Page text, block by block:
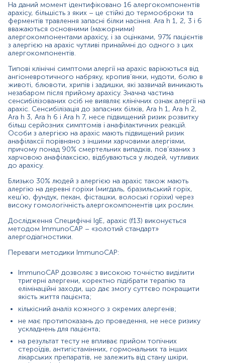
Дослідження Специфічні IgE, арахіс (f13) виконується
методом ІmmunoCAP – «золотий стандарт»
алергодіагностики.
Переваги методики ІmmunoCAP:
ІmmunoCAP дозволяє з високою точністю
виділити тригерні алергени, коректно підібрати
терапію та елімінаційні заходи, що дає змогу
суттєво покращити якість життя пацієнта;
кількісний аналіз кожного з окремих алергенів;
не має протипоказань до проведення, не несе
ризику ускладнень для пацієнта;
на результат тесту не впливає прийом топічних
стероїдів, антигістамінних, гормональних та інших
лікарських препаратів, не залежить від стану
шкіри, вагітності, віку;
дослідження на алергени ІmmunoCAP можна
проводити під час цвітіння та в гострий період
захворювання.
Матеріал
сироватка крові
Зміст:
Синоніми
Маркер
Показання до призначення
Загальна характеристика
Інтерпретація
Діапазон вимірювань
Синоніми
На даний момент ідентифіковано 16 алергокомпонентів
арахісу, більшість з яких – це стійкі до термооброки та
ферментів травлення запасні білки насіння. Ara h 1, 2, 3 і 6
вважаються основними (мажорними)
алергокомпонентами арахісу, і за оцінками, 97% пацієнтів
з алергією на арахіс чутливі принаймні до одного з цих
алергокомпонентів.
Типові клінічні симптоми алергії на арахіс варіюються від
ангіоневротичного набряку, кропив’янки, нудоти, болю в
животі, блювоти, хрипів і задишки, які зазвичай виникають
незабаром після прийому арахісу. Значна частина
сенсибілізованих осіб не виявляє клінічних ознак алергії на
арахіс. Сенсибілізація до запасних білків, Ara h 1, Ara h 2,
Ara h 3, Ara h 6 і Ara h 7, несе підвищений ризик розвитку
більш серйозних симптомів і анафілактичних реакцій.
Особи з алергією на арахіс мають підвищений ризик
анафілаксії порівняно з іншими харчовими алергіями,
причому понад 90% смертельних випадків, пов’язаних з
харчовою анафілаксією, відбуваються у людей, чутливих
до арахісу.
Близько 30% людей з алергією на арахіс також мають
алергію на деревні горіхи (мигдаль, бразильський горіх,
кеш’ю, фундук, пекан, фісташки, волоські горіхи) через
високу гомологічність алергокомпонентів цих рослин.
Дослідження Специфічні IgE, арахіс (f13) виконується
методом ІmmunoCAP – «золотий стандарт»
алергодіагностики.
Переваги методики ІmmunoCAP:
ІmmunoCAP дозволяє з високою точністю виділити
тригерні алергени, коректно підібрати терапію та
елімінаційні заходи, що дає змогу суттєво покращити
якість життя пацієнта;
кількісний аналіз кожного з окремих алергенів;
не має протипоказань до проведення, не несе ризику
ускладнень для пацієнта;
на результат тесту не впливає прийом топічних
стероїдів, антигістамінних, гормональних та інших
лікарських препаратів, не залежить від стану шкіри,